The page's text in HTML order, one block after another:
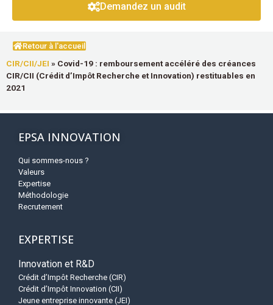
Demandez un audit
Retour à l'accueil
CIR/CII/JEI » Covid-19 : remboursement accéléré des créances
CIR/CII (Crédit d’Impôt Recherche et Innovation) restituables en
2021
EPSA INNOVATION
Qui sommes-nous ?
Valeurs
Expertise
Méthodologie
Recrutement
EXPERTISE
Innovation et R&D
Crédit d’Impôt Recherche (CIR)
Crédit d’Impôt Innovation (CII)
Jeune entreprise innovante (JEI)